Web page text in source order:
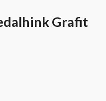
Grafit